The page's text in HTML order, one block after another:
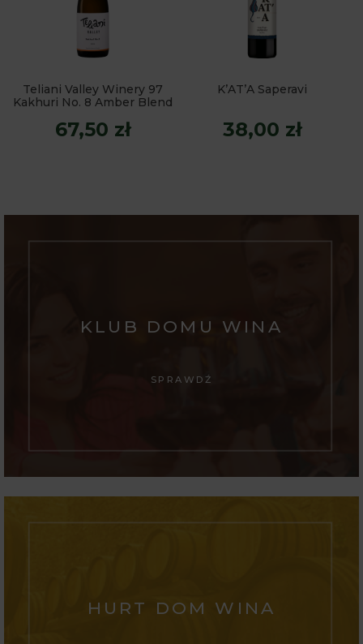
Teliani Valley Winery 97
Kakhuri No. 8 Amber Blend
67,50 zł
K’AT’A Saperavi
38,00 zł
KLUB DOMU WINA
SPRAWDŹ
HURT DOM WINA